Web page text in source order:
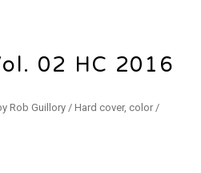
02 HC 2016
Rob Guillory / Hard cover, color /